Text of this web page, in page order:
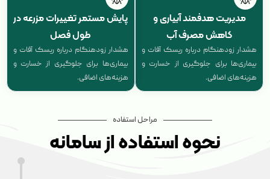
مدیریت هدفمند آبیاری و
کاهش مصرف آب
هشدار زودهنگام درباره ریسک آفات و
بیماری‌ها برای جلوگیری از خسارت و
هزینه‌های اضافی.
پایش مستمر تغییرات مزرعه در
طول فصل
هشدار زودهنگام درباره ریسک آفات و
بیماری‌ها برای جلوگیری از خسارت و
هزینه‌های اضافی.
مراحل استفاده
نحوه استفاده از سامانه